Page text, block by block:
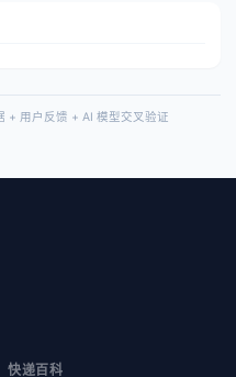
+ 用户反馈 + AI 模型交叉验证
快递百科